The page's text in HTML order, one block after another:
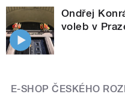
Ondřej
voleb v
E-SHOP ČESKÉHO